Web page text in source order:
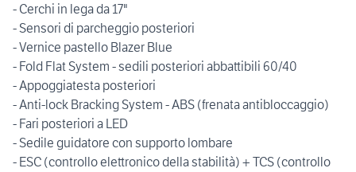
- Cerchi in lega da 17"
- Sensori di parcheggio posteriori
- Vernice pastello Blazer Blue
- Fold Flat System - sedili posteriori abbattibili 60/40
- Appoggiatesta posteriori
- Anti-lock Bracking System - ABS (frenata antibloccaggio)
- Fari posteriori a LED
- Sedile guidatore con supporto lombare
- ESC (controllo elettronico della stabilità) + TCS (controllo